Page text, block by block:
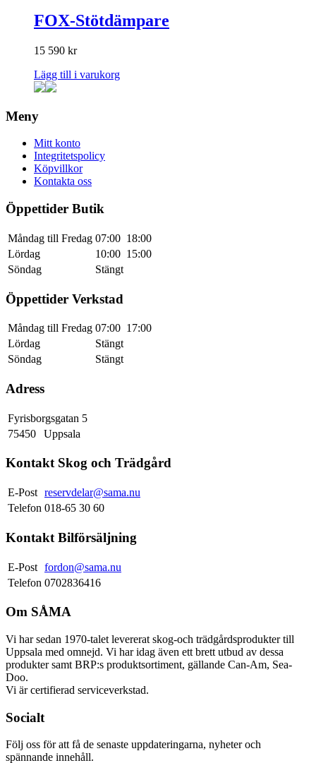
FOX-Stötdämpare
15 590 kr
Lägg till i varukorg
Meny
Mitt konto
Integritetspolicy
Köpvillkor
Kontakta oss
Öppettider Butik
Måndag till Fredag 07:00 18:00
Lördag
10:00 15:00
Söndag
Stängt
Öppettider Verkstad
Måndag till Fredag 07:00 17:00
Lördag
Stängt
Söndag
Stängt
Adress
Fyrisborgsgatan 5
75450
Uppsala
Kontakt Skog och Trädgård
E-Post reservdelar@sama.nu
Telefon 018-65 30 60
Kontakt Bilförsäljning
E-Post fordon@sama.nu
Telefon 0702836416
Om SÅMA
Vi har sedan 1970-talet levererat skog-och trädgårdsprodukter till
Uppsala med omnejd. Vi har idag även ett brett utbud av dessa
produkter samt BRP:s produktsortiment, gällande Can-Am, Sea-
Doo.
Vi är certifierad serviceverkstad.
Socialt
Följ oss för att få de senaste uppdateringarna, nyheter och
spännande innehåll.